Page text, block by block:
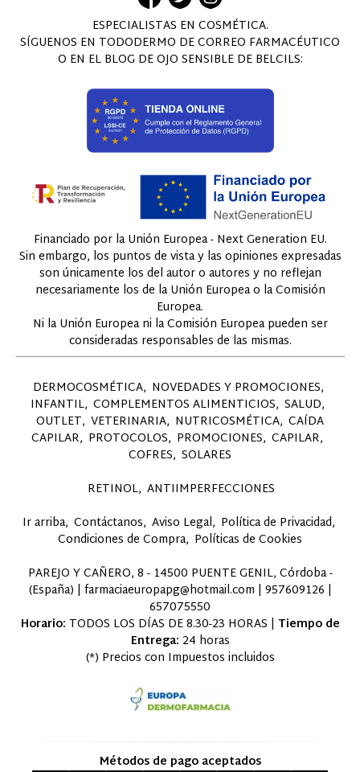
ESPECIALISTAS EN COSMÉTICA.
SÍGUENOS EN TODODERMO DE CORREO FARMACÉUTICO
O EN EL BLOG DE OJO SENSIBLE DE BELCILS:
Financiado por la Unión Europea - Next Generation EU.
Sin embargo, los puntos de vista y las opiniones expresadas
son únicamente los del autor o autores y no reflejan
necesariamente los de la Unión Europea o la Comisión
Europea.
Ni la Unión Europea ni la Comisión Europea pueden ser
consideradas responsables de las mismas.
DERMOCOSMÉTICA NOVEDADES Y PROMOCIONES
INFANTIL COMPLEMENTOS ALIMENTICIOS SALUD
OUTLET VETERINARIA NUTRICOSMÉTICA CAÍDA
CAPILAR PROTOCOLOS PROMOCIONES CAPILAR
COFRES SOLARES
RETINOL ANTIIMPERFECCIONES
Ir arriba Contáctanos Aviso Legal Política de Privacidad
Condiciones de Compra Políticas de Cookies
PAREJO Y CAÑERO, 8 - 14500 PUENTE GENIL, Córdoba -
(España) | farmaciaeuropapg@hotmail.com | 957609126 |
657075550
Horario: TODOS LOS DÍAS DE 8.30-23 HORAS | Tiempo de
Entrega: 24 horas
(*) Precios con Impuestos incluidos
Métodos de pago aceptados